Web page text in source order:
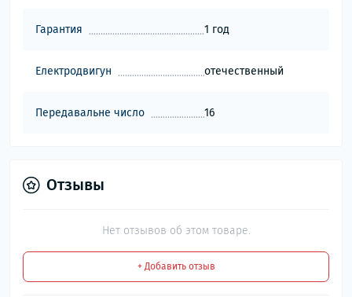
Гарантия 1 год
Електродвигун отечественный
Передавальне число 16
Отзывы
Нет отзывов об этом товаре.
+ Добавить отзыв